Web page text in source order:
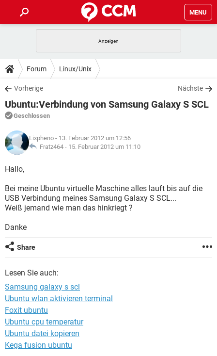
MENU
ANDROID
WINDOWS 10
WHATSAPP TIKTOK
FACEBOOK
TIPPS & TRICKS
SPIELE
WINDOWS 10
WHATSAPP
FACEBOOK HARDWARE
DOWNLOADS
SPIELE STREAMING
ANDROID
WINDOWS 10 INSTAGRAM
WHATSAPP
FACEBOOK
FORUM
SPIELE
ANDROID IOS
FACEBOOK HARDWARE
LEXIKON
SPIELE
ANDROID
WINDOWS 10 INSTAGRAM
WHATSAPP TIKTOK
Forum Linux/Unix
Vorherige Nächste
Ubuntu:Verbindung von Samsung Galaxy S SCL
Geschlossen
Lixpheno - 13. Februar 2012 um 12:56
Fratz464 - 15. Februar 2012 um 11:10
Hallo,
Bei meine Ubuntu virtuelle Maschine alles lauft bis auf die
USB Verbindung meines Samsung Galaxy S SCL...
Weiß jemand wie man das hinkriegt ?
Danke
Share
Lesen Sie auch:
Samsung galaxy s scl
Ubuntu wlan aktivieren terminal
Foxit ubuntu
Ubuntu cpu temperatur
Ubuntu datei kopieren
Kega fusion ubuntu